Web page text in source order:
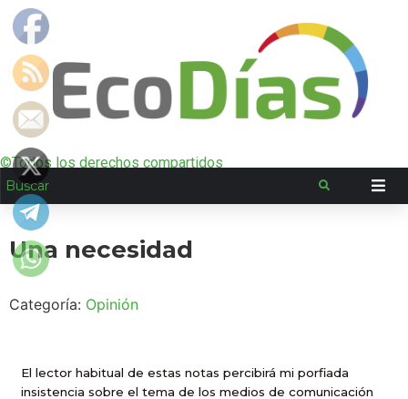
©Todos los derechos compartidos
Una necesidad
Categoría: Opinión
El lector habitual de estas notas percibirá mi porfiada
insistencia sobre el tema de los medios de comunicación